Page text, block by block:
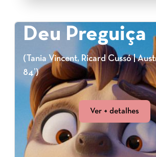
Deu Preguiça
(Tania Vincent, Ricard Cussó |
84’)
Ver + detalhes